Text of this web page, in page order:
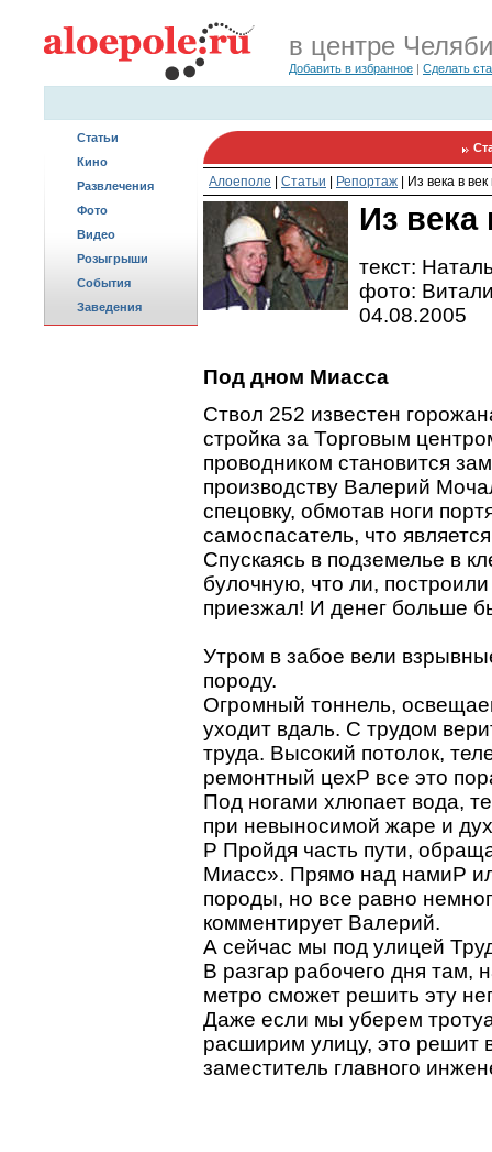
в центре
Добавить в избранное | Сделать
Статьи
Кино
Развлечения
Фото
Видео
Розыгрыши
События
Заведения
Алоеполе Статьи Репортаж Из века в
Из века
текст:
фото:
04.08.2005
Под дном Миасса
Ствол 252 известен
стройка за Торговым
проводником становится
производству Валерий
спецовку, обмотав ноги
самоспасатель, что
Спускаясь в подземелье в
булочную, что ли,
приезжал! И денег больше
Утром в забое вели
породу.
Огромный тоннель,
уходит вдаль. С трудом
труда. Высокий потолок,
ремонтный цехP все это
Под ногами хлюпает вода,
при невыносимой жаре и
P Пройдя часть пути,
Миасс». Прямо над намиP
породы, но все равно
комментирует Валерий.
А сейчас мы под улицей
В разгар рабочего дня там,
метро сможет решить эту
Даже если мы уберем
расширим улицу, это решит
заместитель главного